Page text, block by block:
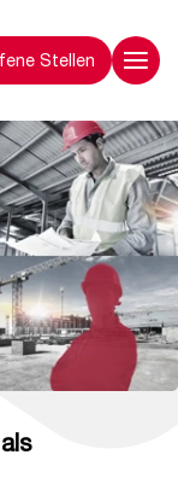
Stellen